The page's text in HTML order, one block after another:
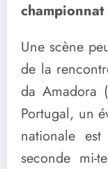
Une scène
de la
da Amadora
Portugal, un
nationale
seconde